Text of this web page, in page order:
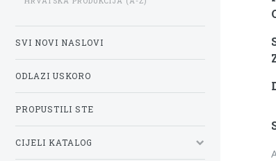
SVI NOVI NASLOVI
ODLAZI USKORO
PROPUSTILI STE
CIJELI KATALOG